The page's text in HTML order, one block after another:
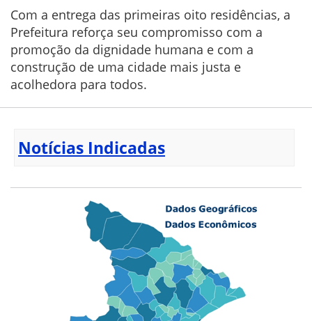
Com a entrega das primeiras oito residências, a
Prefeitura reforça seu compromisso com a
promoção da dignidade humana e com a
construção de uma cidade mais justa e
acolhedora para todos.
Notícias Indicadas